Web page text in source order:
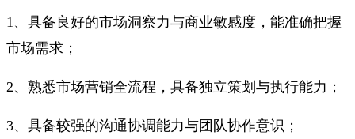
1、具备良好的市场洞察力与商业敏感度，能准确把握
市场需求；
2、熟悉市场营销全流程，具备独立策划与执行能力；
3、具备较强的沟通协调能力与团队协作意识；